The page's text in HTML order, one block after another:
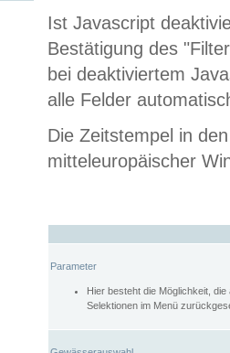
Ist Javascript
Bestätigung des
bei deaktiviertem
alle Felder
Die Zeitstempel in
mitteleuropäischer
Parameter
Hier besteht die Möglichkeit,
Selektionen im Menü